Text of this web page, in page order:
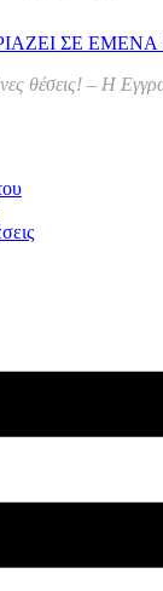
ΣΕ ΕΜΕΝΑ
θέσεις! – Η